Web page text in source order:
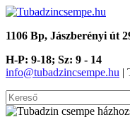
1106 Bp, Jászberényi út
H-P: 9-18; Sz: 9 - 14
info@tubadzincsempe.hu |